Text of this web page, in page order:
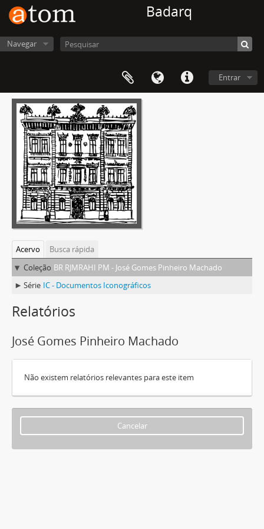
Badarq
Navegar
Entrar
Acervo
Busca rápida
Coleção BR RJMRAHI PM - José Gomes Pinheiro Machado
Série IC - Documentos Iconográficos
Relatórios
José Gomes Pinheiro Machado
Não existem relatórios relevantes para este item
Cancelar